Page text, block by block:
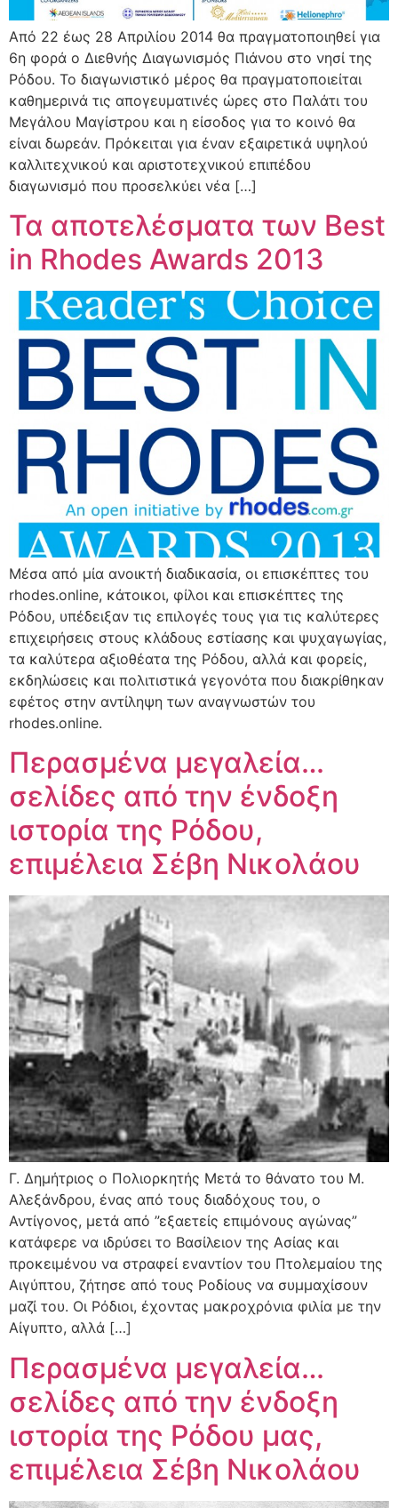
Από 22 έως 28 Απριλίου 2014 θα πραγματοποιηθεί για
6η φορά ο Διεθνής Διαγωνισμός Πιάνου στο νησί της
Ρόδου. Το διαγωνιστικό μέρος θα πραγματοποιείται
καθημερινά τις απογευματινές ώρες στο Παλάτι του
Μεγάλου Μαγίστρου και η είσοδος για το κοινό θα
είναι δωρεάν. Πρόκειται για έναν εξαιρετικά υψηλού
καλλιτεχνικού και αριστοτεχνικού επιπέδου
διαγωνισμό που προσελκύει νέα […]
Τα αποτελέσματα των Best
in Rhodes Awards 2013
Μέσα από μία ανοικτή διαδικασία, οι επισκέπτες του
rhodes.online, κάτοικοι, φίλοι και επισκέπτες της
Ρόδου, υπέδειξαν τις επιλογές τους για τις καλύτερες
επιχειρήσεις στους κλάδους εστίασης και ψυχαγωγίας,
τα καλύτερα αξιοθέατα της Ρόδου, αλλά και φορείς,
εκδηλώσεις και πολιτιστικά γεγονότα που διακρίθηκαν
εφέτος στην αντίληψη των αναγνωστών του
rhodes.online.
Περασμένα μεγαλεία…
σελίδες από την ένδοξη
ιστορία της Ρόδου,
επιμέλεια Σέβη Νικολάου
Γ. Δημήτριος ο Πολιορκητής Μετά το θάνατο του Μ.
Αλεξάνδρου, ένας από τους διαδόχους του, ο
Αντίγονος, μετά από ”εξαετείς επιμόνους αγώνας”
κατάφερε να ιδρύσει το Βασίλειον της Ασίας και
προκειμένου να στραφεί εναντίον του Πτολεμαίου της
Αιγύπτου, ζήτησε από τους Ροδίους να συμμαχίσουν
μαζί του. Οι Ρόδιοι, έχοντας μακροχρόνια φιλία με την
Αίγυπτο, αλλά […]
Περασμένα μεγαλεία…
σελίδες από την ένδοξη
ιστορία της Ρόδου μας,
επιμέλεια Σέβη Νικολάου